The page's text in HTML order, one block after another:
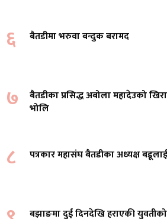
६ बैतडीमा भरुवा बन्दुक बरामद
७
बैतडीका प्रसिद्ध अबोला महादेउको
भोलि
८ पत्रकार महासंघ बैतडीका अध्यक्ष
बझाङमा दुई दिनदेखि हराएकी